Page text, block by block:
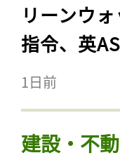
リーンウ
指令、英
1日前
建設・不